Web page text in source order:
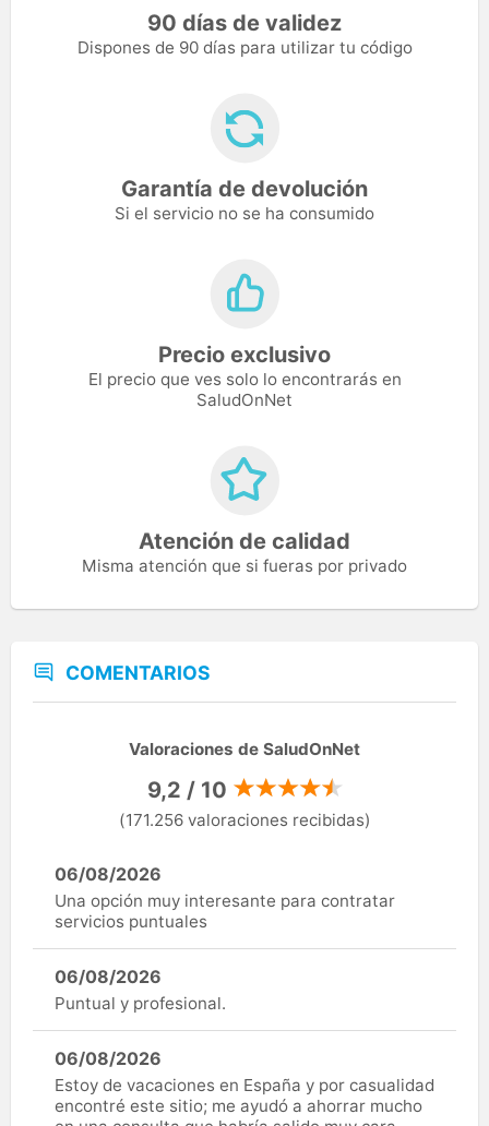
90 días de validez
Dispones de 90 días para utilizar tu código
Garantía de devolución
Si el servicio no se ha consumido
Precio exclusivo
El precio que ves solo lo encontrarás en
SaludOnNet
Atención de calidad
Misma atención que si fueras por privado
COMENTARIOS
Valoraciones de SaludOnNet
9,2 / 10
(171.256 valoraciones recibidas)
06/08/2026
Una opción muy interesante para contratar
servicios puntuales
06/08/2026
Puntual y profesional.
06/08/2026
Estoy de vacaciones en España y por casualidad
encontré este sitio; me ayudó a ahorrar mucho